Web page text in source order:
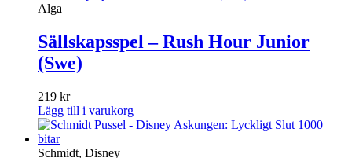
Alga
Sällskapsspel – Rush Hour Junior
(Swe)
219 kr
Lägg till i varukorg
Schmidt, Disney